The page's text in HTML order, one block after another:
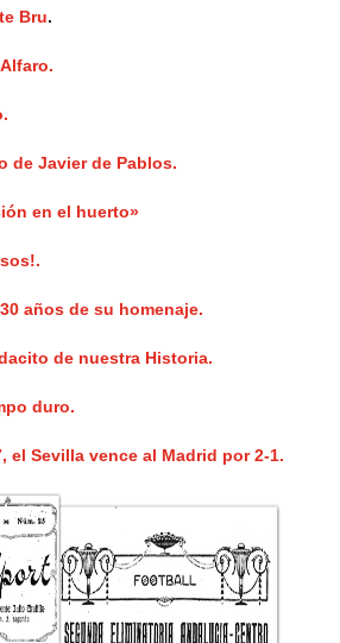
Bru.
de Javier de Pablos.
en el huerto»
años de su homenaje.
de nuestra Historia.
duro.
el Sevilla vence al Madrid por 2-1.